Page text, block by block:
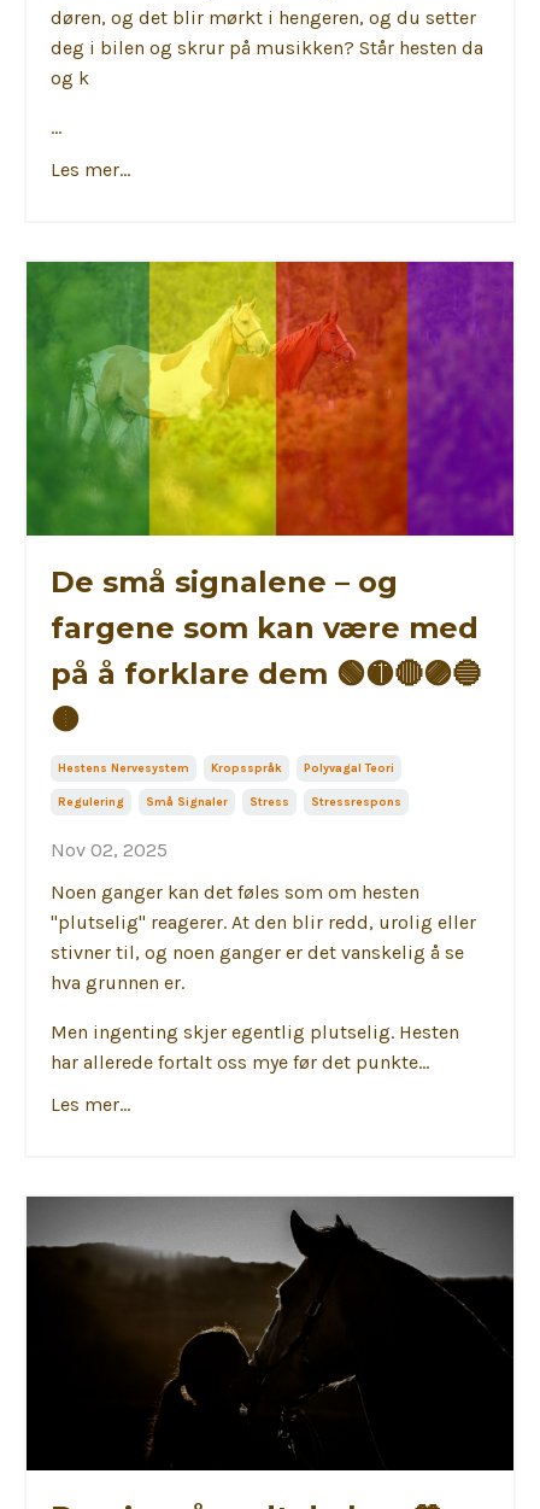
døren, og det blir mørkt i hengeren, og du setter
deg i bilen og skrur på musikken? Står hesten da
og k
...
Les mer...
De små signalene – og
fargene som kan være med
på å forklare dem 🟢🟡🔴🟣🔵
🟤
Hestens Nervesystem Kropsspråk Polyvagal Teori
Regulering Små Signaler Stress Stressrespons
Nov 02, 2025
Noen ganger kan det føles som om hesten
"plutselig" reagerer. At den blir redd, urolig eller
stivner til, og noen ganger er det vanskelig å se
hva grunnen er.
Men ingenting skjer egentlig plutselig. Hesten
har allerede fortalt oss mye før det punkte...
Les mer...